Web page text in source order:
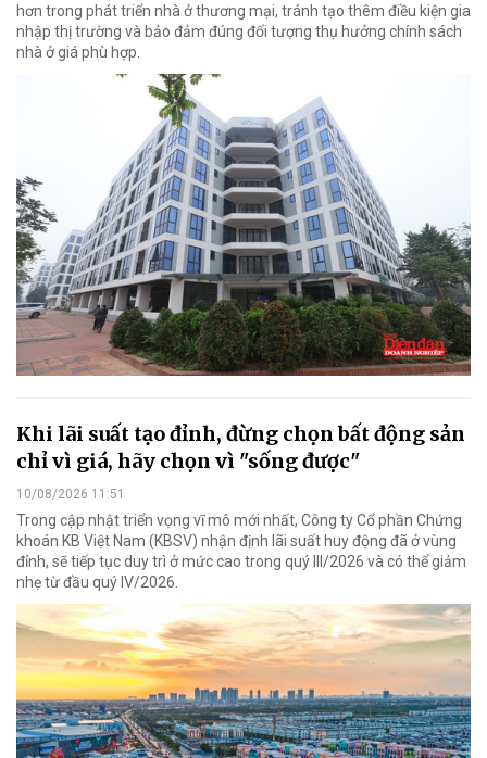
hơn trong phát triển nhà ở thương mại, tránh tạo thêm điều kiện gia
nhập thị trường và bảo đảm đúng đối tượng thụ hưởng chính sách
nhà ở giá phù hợp.
Khi lãi suất tạo đỉnh, đừng chọn bất động sản
chỉ vì giá, hãy chọn vì "sống được"
10/08/2026 11:51
Trong cập nhật triển vọng vĩ mô mới nhất, Công ty Cổ phần Chứng
khoán KB Việt Nam (KBSV) nhận định lãi suất huy động đã ở vùng
đỉnh, sẽ tiếp tục duy trì ở mức cao trong quý III/2026 và có thể giảm
nhẹ từ đầu quý IV/2026.